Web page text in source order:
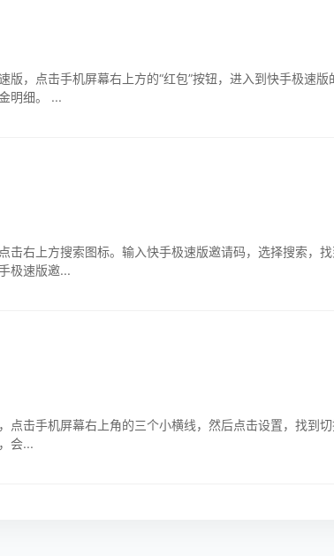
，点击手机屏幕右上方的“红包”按钮，进入到快手极速
明细。 ...
上方搜索图标。输入快手极速版邀请码，选择搜索，找到，是
极速版邀...
手机屏幕右上角的三个小横线，然后点击设置，找到切换账
会...